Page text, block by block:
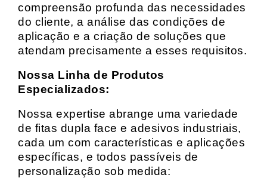
compreensão profunda das necessidades
do cliente, a análise das condições de
aplicação e a criação de soluções que
atendam precisamente a esses requisitos.
Nossa Linha de Produtos
Especializados:
Nossa expertise abrange uma variedade
de fitas dupla face e adesivos industriais,
cada um com características e aplicações
específicas, e todos passíveis de
personalização sob medida: